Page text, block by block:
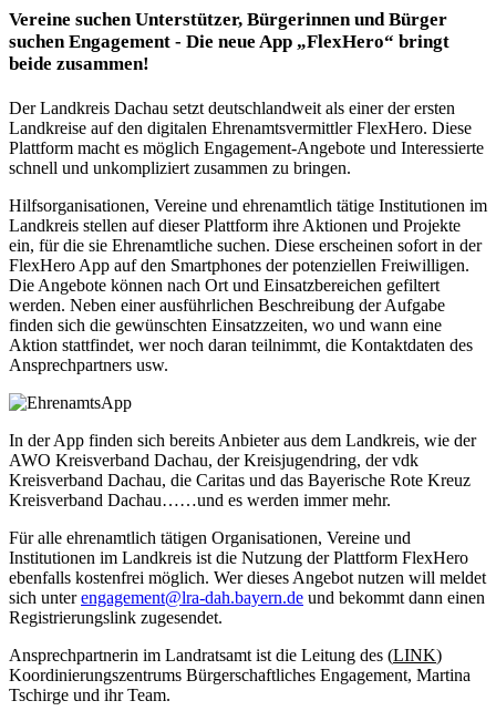
Vereine suchen Unterstützer, Bürgerinnen und Bürger
suchen Engagement - Die neue App „FlexHero“ bringt
beide zusammen!
Der Landkreis Dachau setzt deutschlandweit als einer der ersten
Landkreise auf den digitalen Ehrenamtsvermittler FlexHero. Diese
Plattform macht es möglich Engagement-Angebote und Interessierte
schnell und unkompliziert zusammen zu bringen.
Hilfsorganisationen, Vereine und ehrenamtlich tätige Institutionen im
Landkreis stellen auf dieser Plattform ihre Aktionen und Projekte
ein, für die sie Ehrenamtliche suchen. Diese erscheinen sofort in der
FlexHero App auf den Smartphones der potenziellen Freiwilligen.
Die Angebote können nach Ort und Einsatzbereichen gefiltert
werden. Neben einer ausführlichen Beschreibung der Aufgabe
finden sich die gewünschten Einsatzzeiten, wo und wann eine
Aktion stattfindet, wer noch daran teilnimmt, die Kontaktdaten des
Ansprechpartners usw.
In der App finden sich bereits Anbieter aus dem Landkreis, wie der
AWO Kreisverband Dachau, der Kreisjugendring, der vdk
Kreisverband Dachau, die Caritas und das Bayerische Rote Kreuz
Kreisverband Dachau……und es werden immer mehr.
Für alle ehrenamtlich tätigen Organisationen, Vereine und
Institutionen im Landkreis ist die Nutzung der Plattform FlexHero
ebenfalls kostenfrei möglich. Wer dieses Angebot nutzen will meldet
sich unterengagement@lra-dah.bayern.de und bekommt dann einen
Registrierungslink zugesendet.
Ansprechpartnerin im Landratsamt ist die Leitung des (LINK)
Koordinierungszentrums Bürgerschaftliches Engagement, Martina
Tschirge und ihr Team.